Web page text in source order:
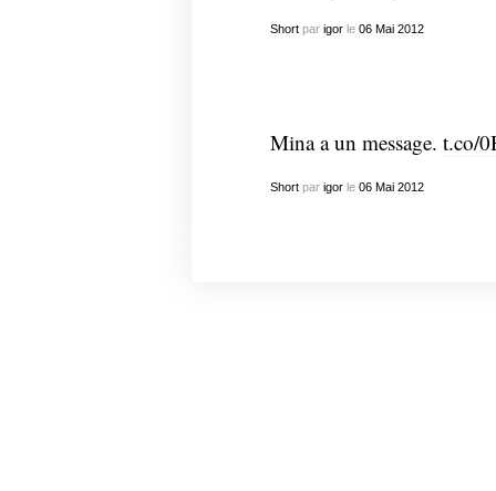
Shortpar igorle 06 Mai 2012
Mina a un message. t.co/
Shortpar igorle 06 Mai 2012